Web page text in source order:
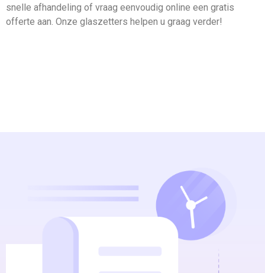
snelle afhandeling of vraag eenvoudig online een gratis
offerte aan. Onze glaszetters helpen u graag verder!